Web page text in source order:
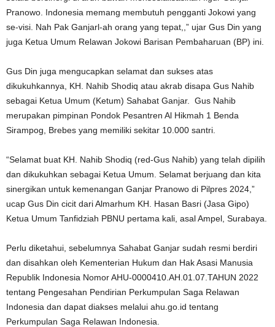
Pranowo. Indonesia memang membutuh pengganti Jokowi yang
se-visi. Nah Pak Ganjarl-ah orang yang tepat,,” ujar Gus Din yang
juga Ketua Umum Relawan Jokowi Barisan Pembaharuan (BP) ini.
Gus Din juga mengucapkan selamat dan sukses atas
dikukuhkannya, KH. Nahib Shodiq atau akrab disapa Gus Nahib
sebagai Ketua Umum (Ketum) Sahabat Ganjar. Gus Nahib
merupakan pimpinan Pondok Pesantren Al Hikmah 1 Benda
Sirampog, Brebes yang memiliki sekitar 10.000 santri.
“Selamat buat KH. Nahib Shodiq (red-Gus Nahib) yang telah dipilih
dan dikukuhkan sebagai Ketua Umum. Selamat berjuang dan kita
sinergikan untuk kemenangan Ganjar Pranowo di Pilpres 2024,”
ucap Gus Din cicit dari Almarhum KH. Hasan Basri (Jasa Gipo)
Ketua Umum Tanfidziah PBNU pertama kali, asal Ampel, Surabaya.
Perlu diketahui, sebelumnya Sahabat Ganjar sudah resmi berdiri
dan disahkan oleh Kementerian Hukum dan Hak Asasi Manusia
Republik Indonesia Nomor AHU-0000410.AH.01.07.TAHUN 2022
tentang Pengesahan Pendirian Perkumpulan Saga Relawan
Indonesia dan dapat diakses melalui ahu.go.id tentang
Perkumpulan Saga Relawan Indonesia.